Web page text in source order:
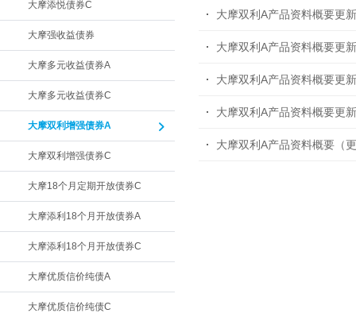
大摩添悦债券C
大摩强收益债券
大摩多元收益债券A
大摩多元收益债券C
大摩双利增强债券A
大摩双利增强债券C
大摩18个月定期开放债券C
大摩添利18个月开放债券A
大摩添利18个月开放债券C
大摩优质信价纯债A
大摩优质信价纯债C
大摩双利A产品资料概要更新
大摩双利A产品资料概要更新
大摩双利A产品资料概要更新
大摩双利A产品资料概要更新
大摩双利A产品资料概要（